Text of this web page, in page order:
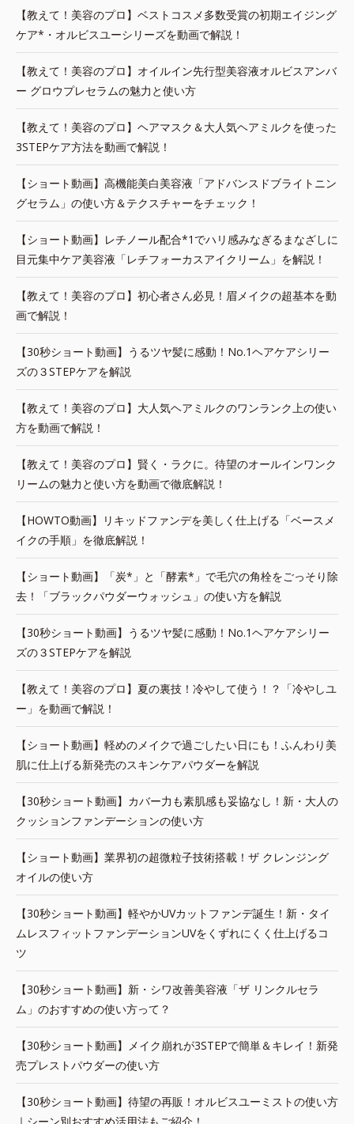
【教えて！美容のプロ】ベストコスメ多数受賞の初期エイジング
ケア*・オルビスユーシリーズを動画で解説！
【教えて！美容のプロ】オイルイン先行型美容液オルビスアンバ
ー グロウプレセラムの魅力と使い方
【教えて！美容のプロ】ヘアマスク＆大人気ヘアミルクを使った
3STEPケア方法を動画で解説！
【ショート動画】高機能美白美容液「アドバンスドブライトニン
グセラム」の使い方＆テクスチャーをチェック！
【ショート動画】レチノール配合*1でハリ感みなぎるまなざしに
目元集中ケア美容液「レチフォーカスアイクリーム」を解説！
【教えて！美容のプロ】初心者さん必見！眉メイクの超基本を動
画で解説！
【30秒ショート動画】うるツヤ髪に感動！No.1ヘアケアシリー
ズの３STEPケアを解説
【教えて！美容のプロ】大人気ヘアミルクのワンランク上の使い
方を動画で解説！
【教えて！美容のプロ】賢く・ラクに。待望のオールインワンク
リームの魅力と使い方を動画で徹底解説！
【HOWTO動画】リキッドファンデを美しく仕上げる「ベースメ
イクの手順」を徹底解説！
【ショート動画】「炭*」と「酵素*」で毛穴の角栓をごっそり除
去！「ブラックパウダーウォッシュ」の使い方を解説
【30秒ショート動画】うるツヤ髪に感動！No.1ヘアケアシリー
ズの３STEPケアを解説
【教えて！美容のプロ】夏の裏技！冷やして使う！？「冷やしユ
ー」を動画で解説！
【ショート動画】軽めのメイクで過ごしたい日にも！ふんわり美
肌に仕上げる新発売のスキンケアパウダーを解説
【30秒ショート動画】カバー力も素肌感も妥協なし！新・大人の
クッションファンデーションの使い方
【ショート動画】業界初の超微粒子技術搭載！ザ クレンジング
オイルの使い方
【30秒ショート動画】軽やかUVカットファンデ誕生！新・タイ
ムレスフィットファンデーションUVをくずれにくく仕上げるコ
ツ
【30秒ショート動画】新・シワ改善美容液「ザ リンクルセラ
ム」のおすすめの使い方って？
【30秒ショート動画】メイク崩れが3STEPで簡単＆キレイ！新発
売プレストパウダーの使い方
【30秒ショート動画】待望の再販！オルビスユーミストの使い方
｜シーン別おすすめ活用法もご紹介！